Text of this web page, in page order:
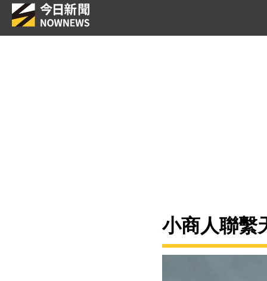
小商人聯繫